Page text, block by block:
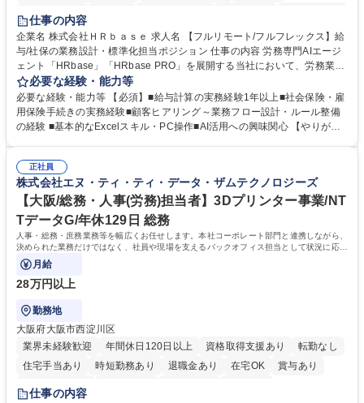
時短勤務あり
服装自由
仕事の内容
企業名 株式会社ＨＲｂａｓｅ 求人名 【フルリモート/フルフレックス】給
与/社保の業務設計・標準化担当ポジション 仕事の内容 労務専門AIエージ
ェント「HRbase」「HRbase PRO」を展開する当社において、労務業務
のオペレーション設計担当をクライアントの課題や要望をヒアリングし、
業務設計やシステム設定へと落とし込むポジションです。 【具体的に
は】・業務オペレーション設計（要件定義/顧客ヒアリング/業務オペレー
ションの洗い出し、ルール整備、システム設定) ・業務マニュアル作成、
（年調等の年次業務など） 募集職種 【フルリモート/フルフレックス】給
与/社保の業務設計・標準化担当ポジション
必要な経験・能力等
必要な経験・能力等 【必須】■給与計算の実務経験1年以上■社会保険・雇
用保険手続きの実務経験■顧客ヒアリング～業務フロー設計・ルール整備
の経験 ■基本的なExcelスキル・PC操作■AI活用への興味関心 【やりが
る設計にとどまらず、ご自身が現場のエキスパートとしてオペレーション
を実行する機会もあり、実務と改善の両面でスキルを発揮できる環境で
す。 学歴・資格 学歴：大学院 大学 高専 短大 専修学校 高校 語学力： 資
格：
正社員
株式会社エヌ・ティ・ティ・データ・ザムテクノロジーズ
【大阪/総務・人事(労務)担当者】3Dプリンター事業/NT
TデータG/年休129日 総務
人事・総務・庶務業務等を幅広くお任せします。本社コーポレート部門と連携しながら、
決められた業務だけではなく、社員や現場を支えるバックオフィス担当として状況に応じ
て柔軟に対応いただくことを期待します。
月給
28万円以上
勤務地
大阪府大阪市西淀川区
業界未経験歓迎
年間休日120日以上 資格取得支援あり
転勤なし
住宅手当あり
時短勤務あり 退職金あり 在宅OK
賞与あり
完全週休2日制
仕事の内容